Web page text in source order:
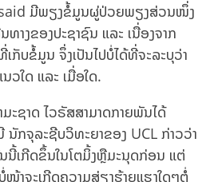
ມີພຽງຂໍ້ມູນຜູ່ປ່ວຍພຽງສ່ວນໜຶ່ງ
າງຂອງປະຊາຊົນ ແລະ ເນື່ອງຈາກ
ກັບຂໍ້ມູນ ຈຶ່ງເປັນໄປບໍ່ໄດ້ທີ່ຈະລະບຸວ່າ
ວໃດ ແລະ ເມື່ອໃດ.
ະຊາດ ໄວຣັສສາມາດກາຍພັນໄດ້
ນັກຈຸລະຊີບວິທະຍາຂອງ UCL ກ່າວວ່າ
ນີ້ເກີດຂຶ້ນໃນໂຕມິ້ງຫຼືມະນຸດກ່ອນ ແຕ່
າຈະເກີດຄວາມສ່ຽງຮ້າຍແຮງໃດໆຕໍ່